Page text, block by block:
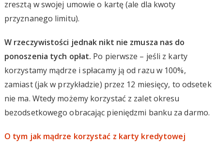
zresztą w swojej umowie o kartę (ale dla kwoty
przyznanego limitu).
W rzeczywistości jednak nikt nie zmusza nas do
ponoszenia tych opłat. Po pierwsze – jeśli z karty
korzystamy mądrze i spłacamy ją od razu w 100%,
zamiast (jak w przykładzie) przez 12 miesięcy, to odsetek
nie ma. Wtedy możemy korzystać z zalet okresu
bezodsetkowego obracając pieniędzmi banku za darmo.
O tym jak mądrze korzystać z karty kredytowej